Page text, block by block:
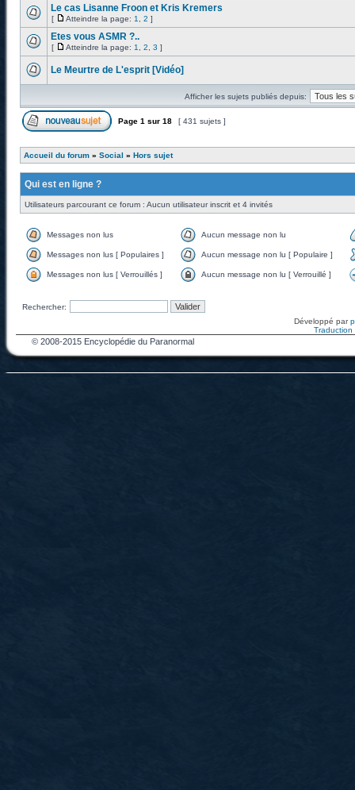
Le cas Lisanne Froon et Kris Kremers
[ Atteindre la page: 1 2 ]
Etes vous ASMR ?..
[ Atteindre la page: 1 2 3 ]
Le Meurtre de L'esprit [Vidéo]
Afficher les sujets publiés depuis:
Page 1 sur 18 [ 431 sujets ]
Accueil du forum » Social » Hors sujet
Qui est en ligne ?
Utilisateurs parcourant ce forum : Aucun utilisateur inscrit et 4 invités
Messages non lus Aucun message non lu
Messages non lus [ Populaires ] Aucun message non lu [ Populaire ]
Messages non lus [ Verrouillés ] Aucun message non lu [ Verrouillé ]
Rechercher:
Développé par
Traduction
© 2008-2015 Encyclopédie du Paranormal